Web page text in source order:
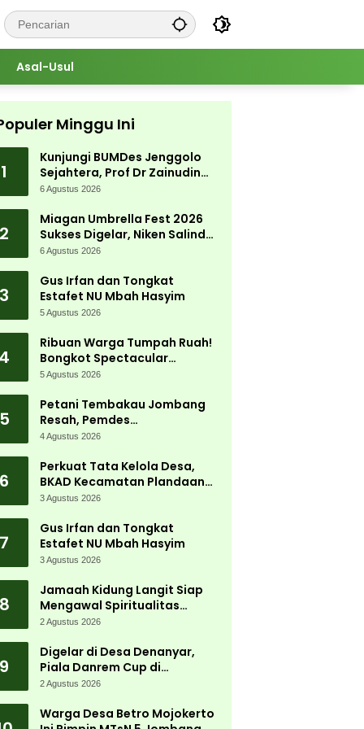
Asal-Usul
Minggu Ini
1
Kunjungi BUMDes Jenggolo
Sejahtera, Prof Dr Zainudin
Maliki: Kita Wujudkan
Potensi Desa
6 Agustus 2026
2
Miagan Umbrella Fest 2026
Sukses Digelar, Niken Salindry
Jadi Magnet Ribuan
6 Agustus 2026
3
Gus Irfan dan Tongkat
Estafet NU Mbah Hasyim
5 Agustus 2026
4
Ribuan Warga Tumpah Ruah!
Bongkot Spectacular
Carnival 2026 Jadi Pesta
Peterongan
5 Agustus 2026
5
Petani Tembakau Jombang
Resah, Pemdes
Tanjungwadung dan Disperta
4 Agustus 2026
6
Perkuat Tata Kelola Desa,
BKAD Kecamatan Plandaan
Gelar Pelatihan Aparatur
3 Agustus 2026
7
Gus Irfan dan Tongkat
Estafet NU Mbah Hasyim
3 Agustus 2026
8
Jamaah Kidung Langit Siap
Mengawal Spiritualitas
Muktamar NU
2 Agustus 2026
9
Digelar di Desa Denanyar,
Piala Danrem Cup di
Jombang Fokus Cetak Bibit
2 Agustus 2026
Warga Desa Betro Mojokerto